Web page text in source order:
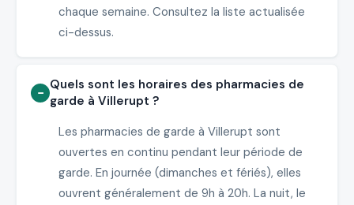
chaque semaine. Consultez la liste actualisée
ci-dessus.
Quels sont les horaires des pharmacies de
garde à Villerupt ?
Les pharmacies de garde à Villerupt sont
ouvertes en continu pendant leur période de
garde. En journée (dimanches et fériés), elles
ouvrent généralement de 9h à 20h. La nuit, le